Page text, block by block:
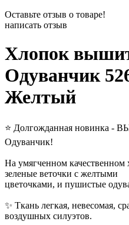
Оставьте отзыв о товаре!
написать отзыв
Хлопок
Одуванчик
Желтый
⭐️ Долгожданная
Одуванчик!
На умягченном
зеленые веточки с желтыми
цветочками, и пушистые
✨ Ткань легкая, невесомая,
воздушных силуэтов.